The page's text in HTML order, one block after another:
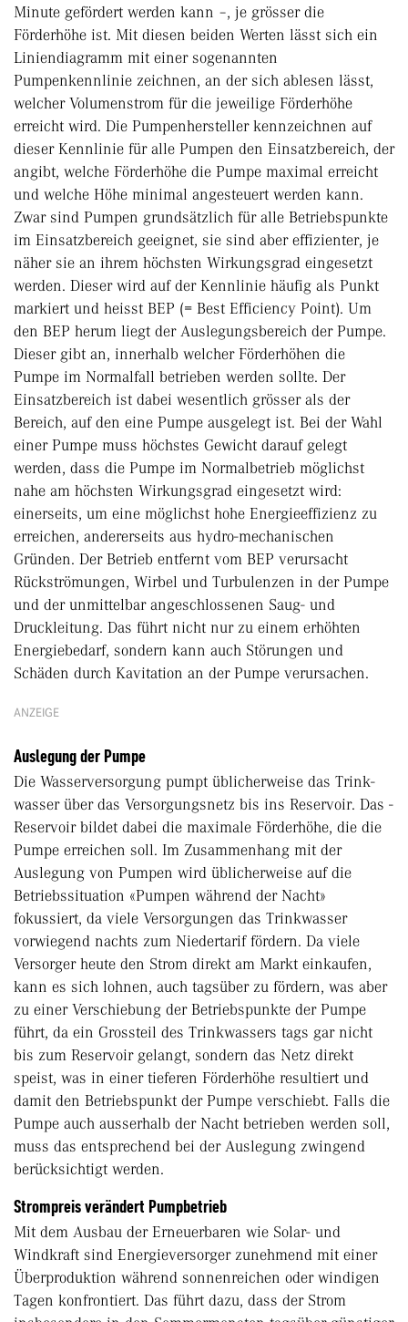
Minute gefördert werden kann –, je grösser die
Förderhöhe ist. Mit diesen beiden Werten lässt sich ein
Liniendiagramm mit einer sogenannten
Pumpenkennlinie zeichnen, an der sich ablesen lässt,
welcher Volumenstrom für die jeweilige Förderhöhe
erreicht wird. Die Pumpenhersteller kennzeichnen auf
dieser Kennlinie für alle Pumpen den Einsatzbereich, der
angibt, welche Förderhöhe die Pumpe maximal erreicht
und welche Höhe minimal angesteuert werden kann.
Zwar sind Pumpen grundsätzlich für alle Betriebspunkte
im Einsatzbereich geeignet, sie sind aber effizienter, je
näher sie an ihrem höchsten Wirkungsgrad eingesetzt
werden. Dieser wird auf der Kennlinie häufig als Punkt
markiert und heisst BEP (= Best Efficiency Point). Um
den BEP herum liegt der Auslegungsbereich der Pumpe.
Dieser gibt an, innerhalb welcher Förderhöhen die
Pumpe im Normalfall betrieben werden sollte. Der
Einsatzbereich ist dabei wesentlich grösser als der
Bereich, auf den eine Pumpe ausgelegt ist. Bei der Wahl
einer Pumpe muss höchstes Gewicht darauf gelegt
werden, dass die Pumpe im Normalbetrieb möglichst
nahe am höchsten Wirkungsgrad eingesetzt wird:
einerseits, um eine möglichst hohe Energieeffizienz zu
erreichen, andererseits aus hydro-mechanischen
Gründen. Der Betrieb entfernt vom BEP verursacht
Rückströmungen, Wirbel und Turbulenzen in der Pumpe
und der unmittelbar angeschlossenen Saug- und
Druckleitung. Das führt nicht nur zu einem erhöhten
Energiebedarf, sondern kann auch Störungen und
Schäden durch Kavitation an der Pumpe verursachen.
ANZEIGE
Auslegung der Pumpe
Die Wasserversorgung pumpt üblicherweise das Trink­
wasser über das Versorgungsnetz bis ins Reservoir. Das ­
Reservoir bildet dabei die maximale Förderhöhe, die die
Pumpe erreichen soll. Im Zusammenhang mit der
Auslegung von Pumpen wird üblicherweise auf die
Betriebssituation «Pumpen während der Nacht»
fokussiert, da viele Versorgungen das Trinkwasser
vorwiegend nachts zum Niedertarif fördern. Da viele
Versorger heute den Strom direkt am Markt einkaufen,
kann es sich lohnen, auch tagsüber zu fördern, was aber
zu einer Verschiebung der Betriebspunkte der Pumpe
führt, da ein Grossteil des Trinkwassers tags gar nicht
bis zum Reservoir gelangt, sondern das Netz direkt
speist, was in einer tieferen Förderhöhe resultiert und
damit den Betriebspunkt der Pumpe verschiebt. Falls die
Pumpe auch ausserhalb der Nacht betrieben werden soll,
muss das entsprechend bei der Auslegung zwingend
berücksichtigt werden.
Strompreis verändert Pumpbetrieb
Mit dem Ausbau der Erneuerbaren wie Solar- und
Windkraft sind Energieversorger zunehmend mit einer
Überproduktion während sonnenreichen oder windigen
Tagen konfrontiert. Das führt dazu, dass der Strom